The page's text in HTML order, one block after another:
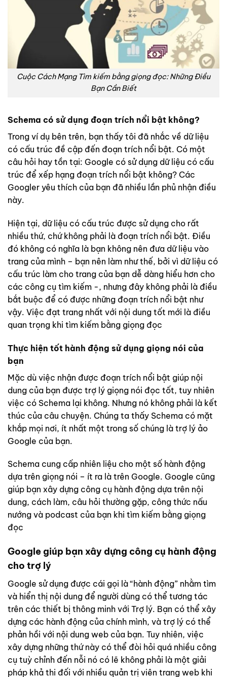
Cuộc Cách Mạng Tìm kiếm bằng giọng đọc: Những Điều
Bạn Cần Biết
Schema có sử dụng đoạn trích nổi bật không?
Trong ví dụ bên trên, bạn thấy tôi đã nhắc về dữ liệu
có cấu trúc đề cập đến đoạn trích nổi bật. Có một
câu hỏi hay tồn tại: Google có sử dụng dữ liệu có cấu
trúc để xếp hạng đoạn trích nổi bật không? Các
Googler yêu thích của bạn đã nhiều lần phủ nhận điều
này.
Hiện tại, dữ liệu có cấu trúc được sử dụng cho rất
nhiều thứ, chứ không phải là đoạn trích nổi bật. Điều
đó không có nghĩa là bạn không nên đưa dữ liệu vào
trang của mình – bạn nên làm như thế, bởi vì dữ liệu có
cấu trúc làm cho trang của bạn dễ dàng hiểu hơn cho
các công cụ tìm kiếm -, nhưng đây không phải là điều
bắt buộc để có được những đoạn trích nổi bật như
vậy. Việc đạt trang nhất với nội dung tốt mới là điều
quan trọng khi tìm kiếm bằng giọng đọc
Thực hiện tốt hành động sử dụng giọng nói của
bạn
Mặc dù việc nhận được đoạn trích nổi bật giúp nội
dung của bạn được trợ lý giọng nói đọc tốt, tuy nhiên
việc có Schema lại không. Nhưng nó không phải là kết
thúc của câu chuyện. Chúng ta thấy Schema có mặt
khắp mọi nơi, ít nhất một trong số chúng là trợ lý ảo
Google của bạn.
Schema cung cấp nhiên liệu cho một số hành động
dựa trên giọng nói – ít ra là trên Google. Google cũng
giúp bạn xây dựng công cụ hành động dựa trên nội
dung, cách làm, câu hỏi thường gặp, công thức nấu
nướng và podcast của bạn khi tìm kiếm bằng giọng
đọc
Google giúp bạn xây dựng công cụ hành động
cho trợ lý
Google sử dụng được cái gọi là “hành động” nhằm tìm
và hiển thị nội dung để người dùng có thể tương tác
trên các thiết bị thông minh với Trợ lý. Bạn có thể xây
dựng các hành động của chính mình, và trợ lý có thể
phản hồi với nội dung web của bạn. Tuy nhiên, việc
xây dựng những thứ này có thể đòi hỏi quá nhiều công
cụ tuỳ chỉnh đến nỗi nó có lẽ không phải là một giải
pháp khả thi đối với nhiều quản trị viên trang web khi